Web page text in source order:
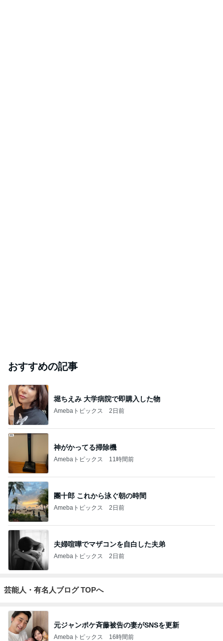
おすすめの記事
堀ちえみ 大学病院で即購入した物
Amebaトピックス 2日前
神がかってる掃除機
Amebaトピックス 11時間前
團十郎 これから泳ぐ朝の時間
Amebaトピックス 2日前
夫婦喧嘩でマザコンを自白した夫弟
Amebaトピックス 2日前
芸能人・有名人ブログ TOPへ
元ジャンポケ斉藤被告の妻がSNSを更新
Amebaトピックス 16時間前